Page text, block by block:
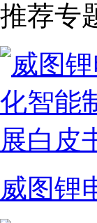
推荐专
威图锂